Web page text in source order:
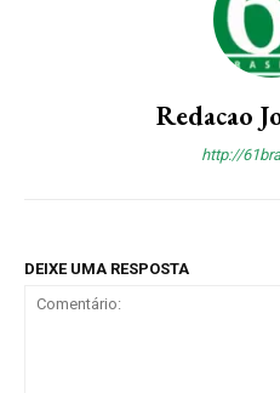
Redacao
http://
DEIXE UMA RESPOSTA